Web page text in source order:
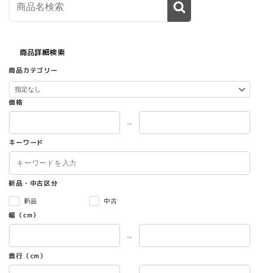
商品詳細検索
商品カテゴリー
価格
～
キーワード
新品・中古区分
新品
中古
幅（cm）
～
奥行（cm）